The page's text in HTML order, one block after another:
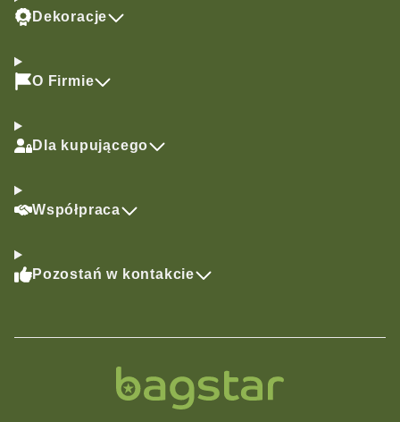
Dekoracje
O Firmie
Dla kupującego
Współpraca
Pozostań w kontakcie